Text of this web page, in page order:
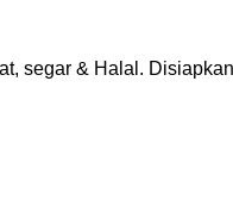
segar & Halal.